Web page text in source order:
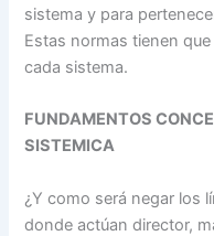
sistema y para
Estas normas tienen
cada sistema.
FUNDAMENTOS
SISTEMICA
¿Y como será negar los
donde actúan director,